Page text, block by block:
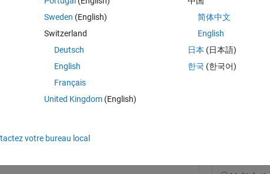
Modifié(e) :
Sweden (English)
Switzerland
Deutsch
English
Français
United Kingdom(English)
简体中文
English
日本 (日本語)
한국 (한국어)
votre bureau local